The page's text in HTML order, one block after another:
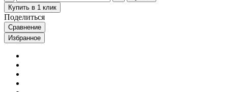
Купить в 1 клик
Поделиться
Сравнение
Избранное